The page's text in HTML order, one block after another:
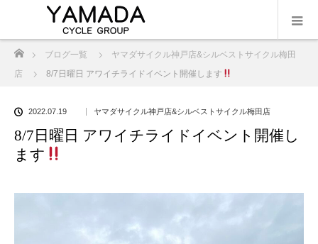
ブログ一覧
ヤマダサイクル神戸店&シルベストサイクル梅田
店
8/7日曜日 アワイチライドイベント開催します
2022.07.19 ヤマダサイクル神戸店&シルベストサイクル梅田店
8/7日曜日 アワイチライドイベント開催し
ます